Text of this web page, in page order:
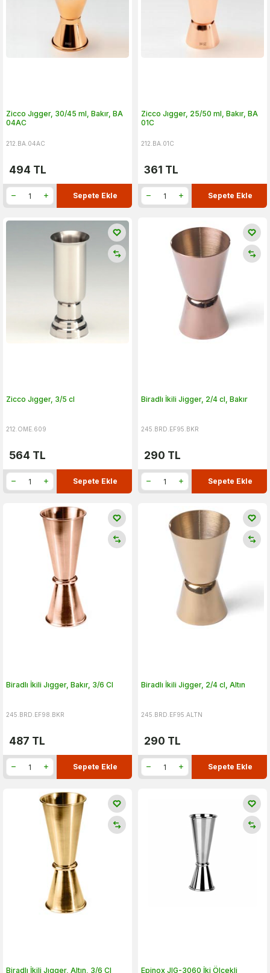
Zicco Jıgger, 30/45 ml, Bakır, BA
04AC
212.BA.04AC
494 TL
Sepete Ekle
Zicco Jıgger, 25/50 ml, Bakır, BA
01C
212.BA.01C
361 TL
Sepete Ekle
Zicco Jıgger, 3/5 cl
212.OME.609
564 TL
Sepete Ekle
Biradlı İkili Jigger, 2/4 cl, Bakır
245.BRD.EF95.BKR
290 TL
Sepete Ekle
Biradlı İkili Jıgger, Bakır, 3/6 Cl
245.BRD.EF98.BKR
487 TL
Sepete Ekle
Biradlı İkili Jigger, 2/4 cl, Altın
245.BRD.EF95.ALTN
290 TL
Sepete Ekle
Biradlı İkili Jıgger, Altın, 3/6 Cl Epinox JIG-3060 İki Ölçekli